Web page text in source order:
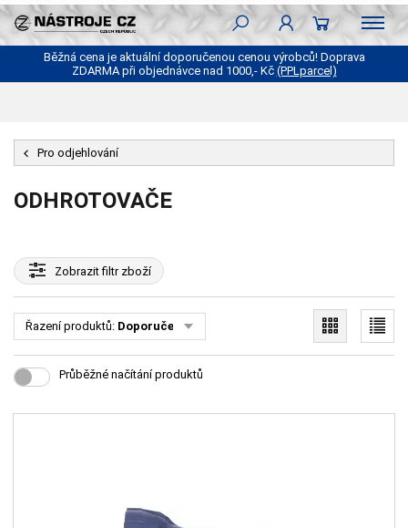
Běžná cena je aktuální doporučenou cenou výrobců! Doprava
ZDARMA při objednávce nad 1000,- Kč (PPLparcel)
Pro odjehlování
ODHROTOVAČE
Zobrazitfiltr zboží
Řazení produktů: Doporučené
Průběžné načítání produktů